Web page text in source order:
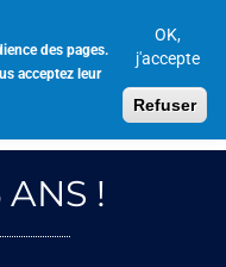
des pages.
acceptez leur
OK,
j'accepte
Refuser
ANS !